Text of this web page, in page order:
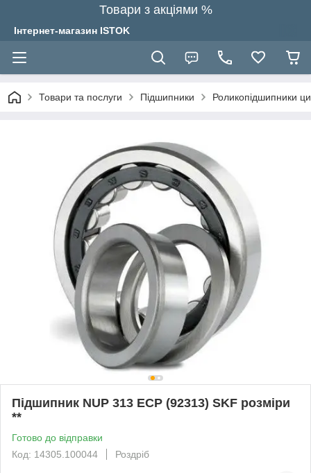
Товари з акціями %
Інтернет-магазин ISTOK
Товари та послуги Підшипники Роликопідшипники
Підшипник NUP 313 ECP (92313) SKF розміри
**
Готово до відправки
Код: 14305.100044
Роздріб